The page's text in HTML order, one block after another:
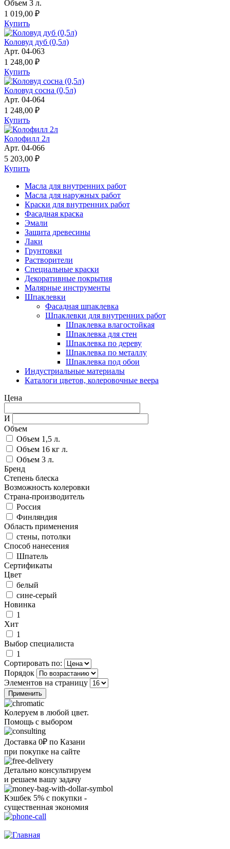
Объем 3 л.
1 019,00 ₽
Купить
Коловуд дуб (0,5л)
Арт. 04-063
1 248,00 ₽
Купить
Коловуд сосна (0,5л)
Арт. 04-064
1 248,00 ₽
Купить
Колофилл 2л
Арт. 04-066
5 203,00 ₽
Купить
Масла для внутренних работ
Масла для наружных работ
Краски для внутренних работ
Фасадная краска
Эмали
Защита древесины
Лаки
Грунтовки
Растворители
Специальные краски
Декоративные покрытия
Малярные инструменты
Шпаклевки
Фасадная шпаклевка
Шпаклевки для внутренних работ
Шпаклевка влагостойкая
Шпаклевка для стен
Шпаклевка по дереву
Шпаклевка по металлу
Шпаклевка под обои
Индустриальные материалы
Каталоги цветов, колеровочные веера
Цена
И
Объем
Объем 1,5 л.
Объем 16 кг л.
Объем 3 л.
Бренд
Степень блеска
Возможность колеровки
Страна-производитель
Россия
Финляндия
Область применения
стены, потолки
Способ нанесения
Шпатель
Сертификаты
Цвет
белый
сине-серый
Новинка
1
Хит
1
Выбор специалиста
1
Сортировать по:
Порядок
Элементов на страницу
Колеруем в любой цвет.
Помощь с выбором
Доставка 0₽ по Казани
при покупке на сайте
Детально консультируем
и решаем вашу задачу
Кэшбек 5% с покупки -
существенная экономия